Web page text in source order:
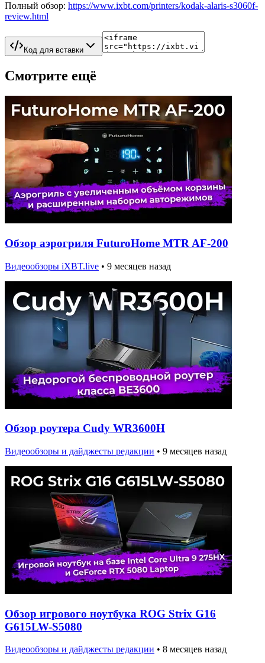
Полный обзор: https://www.ixbt.com/printers/kodak-alaris-s3060f-
review.html
Код для вставки
Смотрите ещё
Обзор аэрогриля FuturoHome MTR AF-200
Видеообзоры iXBT.live • 9 месяцев назад
Обзор роутера Cudy WR3600H
Видеообзоры и дайджесты редакции • 9 месяцев назад
Обзор игрового ноутбука ROG Strix G16
G615LW-S5080
Видеообзоры и дайджесты редакции • 8 месяцев назад